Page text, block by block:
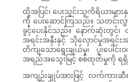
ထို့အပြင်၊ ပေးသွင်းသူကိရိယာများ
ကို ပေးဆောင်ကြသည်။ သတင်းလွှာ
ခွင့်ပေးနိုင်သည်။ နောက်ဆုံးတွင်၊
အရင်းအနှီးနှင့် သိုလှောင်မှုအရင်းအ
တိကျသောရွေးချယ်မှု၊ ပူးပေါင်
အရည်အသွေးမြင့် စစ်ထုတ်မှုကို ရရှိက
အကျဉ်းချုပ်အားဖြင့် လက်ကား